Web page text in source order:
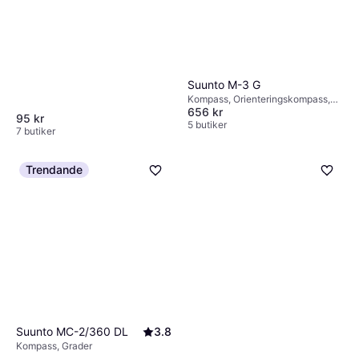
95 kr
7 butiker
Suunto M-3 G
Kompass, Orienteringskompass,
1:25000, 1:20000, 1:50000
656 kr
5 butiker
Trendande
Suunto MC-2/360 DL 3.8
Kompass, Grader